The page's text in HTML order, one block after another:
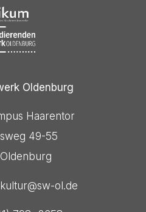
Oldenburg
Haarentor
49-55
ol.de